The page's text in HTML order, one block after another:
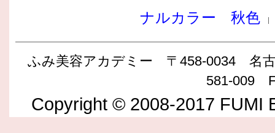
ナルカラー 秋色
ふみ美容アカデミー 〒458-0034 名
581-009
Copyright © 2008-2017 FUMI